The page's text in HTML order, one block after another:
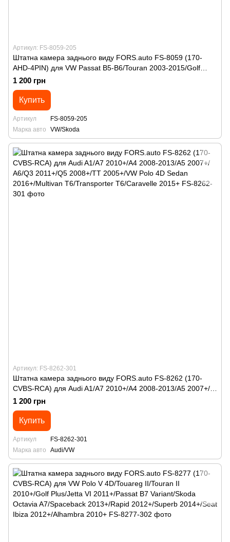
Артикул: FS-8059-205
Штатна камера заднього виду FORS.auto FS-8059 (170-
AHD-4PIN) для VW Passat B5-B6/Touran 2003-2015/Golf
V/Jetta 2005-2011/Multivan/Transporter/Caravelle
2003+/Caddy 2004+/Eos 2005+/Skoda Superb 2002-2008
1 200 грн
Купить
Артикул
FS-8059-205
Марка авто
VW/Skoda
Артикул: FS-8262-301
Штатна камера заднього виду FORS.auto FS-8262 (170-
CVBS-RCA) для Audi A1/А7 2010+/A4 2008-2013/A5 2007+/
А6/Q3 2011+/Q5 2008+/ТТ 2005+/VW Polo 4D Sedan
2016+/Multivan T6/Transporter T6/Caravelle 2015+
1 200 грн
Купить
Артикул
FS-8262-301
Марка авто
Audi/VW